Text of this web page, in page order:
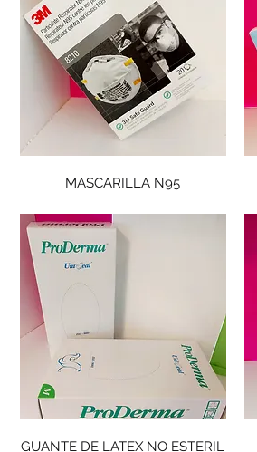
MASCARILLA N95
GUANTE DE LATEX NO ESTERIL